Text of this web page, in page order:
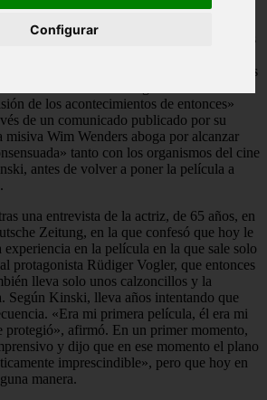
Configurar
disponible y «se ha ordenado a los socios
distribución que dejen de hacerla
reacciones, comentarios y conversaciones
de manera significativa a
de los acontecimientos de entonces»
de un comunicado publicado por su
Wim Wenders aboga por alcanzar
tanto con los organismos del cine
antes de volver a poner la película a
una entrevista de la actriz, de 65 años, en
Zeitung, en la que confesó que hoy le
experiencia en la película en la que sale solo
protagonista Rüdiger Vogler, que entonces
lleva solo unos calzoncillos y la
Según Kinski, lleva años intentando que
«Era mi primera película, él era mi
protegió», afirmó. En un primer momento,
y dijo que en ese momento el plano
imprescindible», pero que hoy en
manera.